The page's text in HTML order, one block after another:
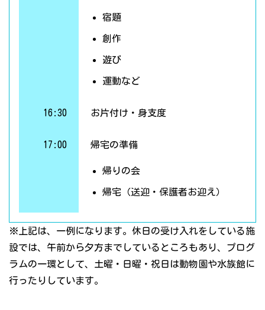
宿題
創作
遊び
運動など
16:30 お片付け・身支度
17:00 帰宅の準備
帰りの会
帰宅（送迎・保護者お迎え）
※上記は、一例になります。休日の受け入れをしている施
設では、午前から夕方までしているところもあり、プログ
ラムの一環として、土曜・日曜・祝日は動物園や水族館に
行ったりしています。